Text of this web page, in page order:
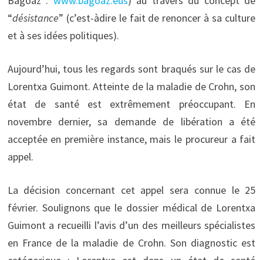
“désistance” (c’est-àdire le fait de renoncer à sa culture
et à ses idées politiques).
Aujourd’hui, tous les regards sont braqués sur le cas de
Lorentxa Guimont. Atteinte de la maladie de Crohn, son
état de santé est extrêmement préoccupant. En
novembre dernier, sa demande de libération a été
acceptée en première instance, mais le procureur a fait
appel.
La décision concernant cet appel sera connue le 25
février. Soulignons que le dossier médical de Lorentxa
Guimont a recueilli l’avis d’un des meilleurs spécialistes
en France de la maladie de Crohn. Son diagnostic est